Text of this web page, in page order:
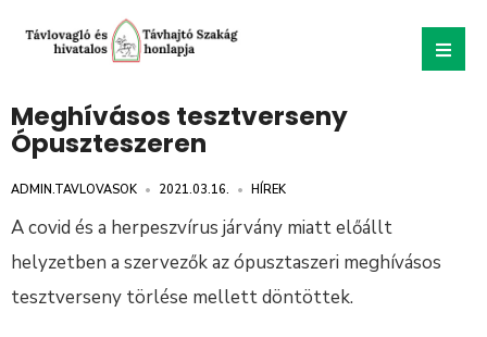
Meghívásos tesztverseny
Ópuszteszeren
ADMIN.TAVLOVASOK • 2021.03.16. • HÍREK
A covid és a herpeszvírus járvány miatt előállt
helyzetben a szervezők az ópusztaszeri meghívásos
tesztverseny törlése mellett döntöttek.